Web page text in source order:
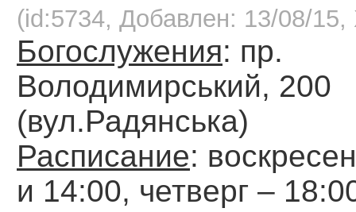
(id:5734, Добавлен: 13/08/15,
Богослужения: пр.
Володимирський, 200
(вул.Радянська)
Расписание:
и 14:00, четверг –